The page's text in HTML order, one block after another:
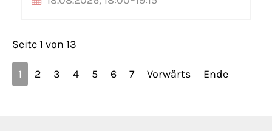
Seite 1 von 13
1 2 3 4 5 6 7 Vorwärts Ende